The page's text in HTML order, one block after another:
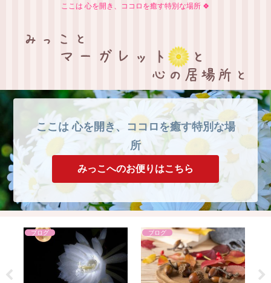
ここは 心を開き、ココロを癒す特別な場所 🍀
ここは 心を開き、ココロを癒す特別な場
所
みっこへのお便りはこちら
ブログ ブログ